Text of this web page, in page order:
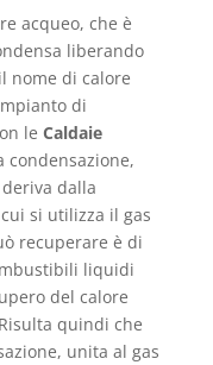
acqueo, che è
liberando
nome di calore
di
le Caldaie
condensazione,
dalla
si utilizza il gas
recuperare è di
liquidi
del calore
quindi che
unita al gas